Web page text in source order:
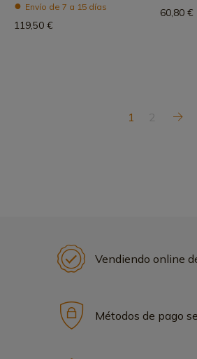
Envío de 7 a 15 días
119,50 €
60,80 €
1 2
Vendiendo online
Métodos de pago